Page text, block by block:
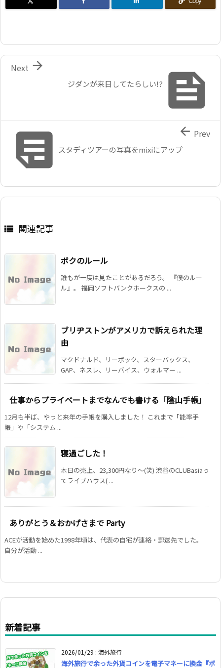

ジダンが来日してたらしい!?

Next
スタディツアーの写真をmixiにアップ
 Prev
 関連記事
ボクのルール
誰もが一度は見たことがあるだろう。 『僕のルー
ル』。 福岡ソフトバンクホークスの ...
ブリヂストンがアメリカで訴えられた理
由
マクドナルド、リーボック、スターバックス、
GAP、ネスレ、リーバイス、ウォルマー ...
仕事からプライベートまでなんでも書ける「陰山手帳」
12月も半ば、やっと来年の手帳を購入しました！ これまで「能率手
帳」や「システム ...
寝過ごした！
本日の売上、23,300円なり〜(笑) 渋谷のCLUBasiaっ
てライブハウス( ...
ありがとう＆おかげさまで Party
ACEが活動を始めた1998年頃は、代表の自宅が連絡・郵送先でした。
自分が活動 ...
新着記事
2026/01/29 : 海外旅行
海外旅行で余った外貨コインを電子マネーに換金『ポ